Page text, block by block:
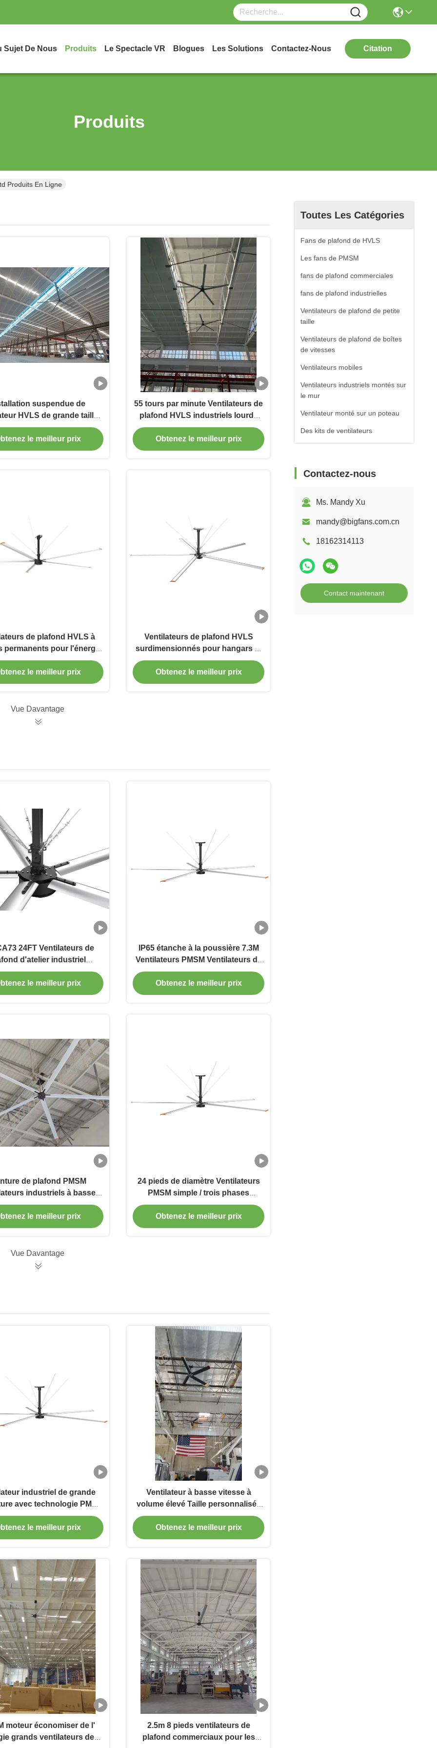
Sujet De Nous Produits Le Spectacle VR Blogues Les Solutions Contactez-Nous Citation
Produits
Produits En Ligne
Toutes Les Catégories
Fans de plafond de HVLS
Les fans de PMSM
fans de plafond commerciales
fans de plafond industrielles
Ventilateurs de plafond de petite
taille
Ventilateurs de plafond de boîtes
de vitesses
Ventilateurs mobiles
Ventilateurs industriels montés sur
le mur
Ventilateur monté sur un poteau
Des kits de ventilateurs
Contactez-nous
Ms. Mandy Xu
mandy@bigfans.com.cn
18162314113
Contact maintenant
suspendue de
HVLS de grande taille
PMSM HVLS pour les
lieux commerciaux
le meilleur prix
55 tours par minute Ventilateurs de
plafond HVLS industriels lourds
Solutions de flux d'air durables et
fiables
Obtenez le meilleur prix
de plafond HVLS à
permanents pour l'énergie
l'exploitation minière
le meilleur prix
Ventilateurs de plafond HVLS
surdimensionnés pour hangars et
entrepôts avec protection de
sécurité
Obtenez le meilleur prix
Vue Davantage
24FT Ventilateurs de
d'atelier industriel
de plafond PMSM
puissant
le meilleur prix
IP65 étanche à la poussière 7.3M
Ventilateurs PMSM Ventilateurs de
plafond industriels géants Faible
entretien
Obtenez le meilleur prix
de plafond PMSM
industriels à basse
à haut volume pour le
dans les grandes
installations
le meilleur prix
24 pieds de diamètre Ventilateurs
PMSM simple / trois phases
Ventilateur de plafond agricole
220V/380V
Obtenez le meilleur prix
Vue Davantage
industriel de grande
avec technologie PMSM
1000 m2 par ventilateur
le meilleur prix
Ventilateur à basse vitesse à
volume élevé Taille personnalisée
pour entrepôts et centres
logistiques
Obtenez le meilleur prix
moteur économiser de l'
grands ventilateurs de
2.5m 8 pieds ventilateurs de
plafond commerciaux pour les